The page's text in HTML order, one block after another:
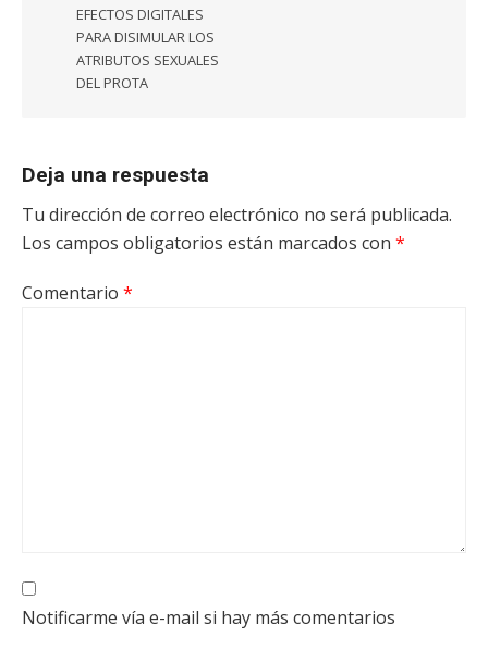
EFECTOS DIGITALES
PARA DISIMULAR LOS
ATRIBUTOS SEXUALES
DEL PROTA
Deja una respuesta
Tu dirección de correo electrónico no será publicada.
Los campos obligatorios están marcados con *
Comentario *
Notificarme vía e-mail si hay más comentarios